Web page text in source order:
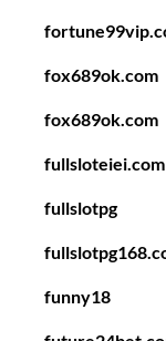
fox689ok.com
fox689ok.com
fullsloteiei.com
fullslotpg
funny18